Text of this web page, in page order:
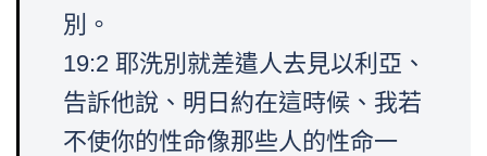
別。
19:2 耶洗別就差遣人去見以利亞、
告訴他說、明日約在這時候、我若
不使你的性命像那些人的性命一